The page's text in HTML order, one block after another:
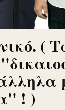
(
! )